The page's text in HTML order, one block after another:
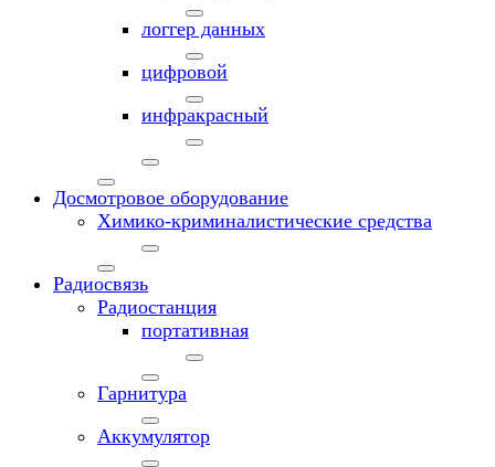
логгер данных
цифровой
инфракрасный
Досмотровое оборудование
Химико-криминалистические средства
Радиосвязь
Радиостанция
портативная
Гарнитура
Аккумулятор